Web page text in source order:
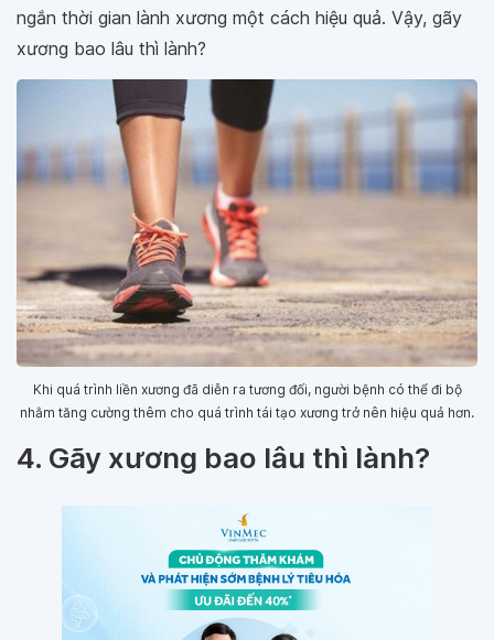
ngắn thời gian lành xương một cách hiệu quả. Vậy, gãy
xương bao lâu thì lành?
Khi quá trình liền xương đã diễn ra tương đối, người bệnh có thể đi bộ
nhằm tăng cường thêm cho quá trình tái tạo xương trở nên hiệu quả hơn.
4. Gãy xương bao lâu thì lành?